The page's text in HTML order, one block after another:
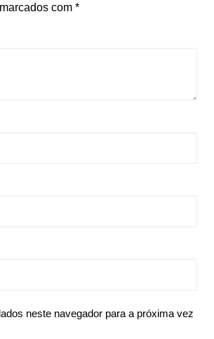
com *
neste navegador para a próxima vez